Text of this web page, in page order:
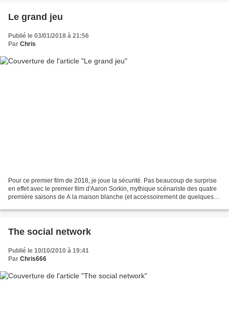
Le grand jeu
Publié le 03/01/2018 à 21:56
Par Chris
Pour ce premier film de 2018, je joue la sécurité. Pas beaucoup de surprise
en effet avec le premier film d'Aaron Sorkin, mythique scénariste des quatre
première saisons de A la maison blanche (et accessoirement de quelques
The social network
Publié le 10/10/2010 à 19:41
Par Chris666